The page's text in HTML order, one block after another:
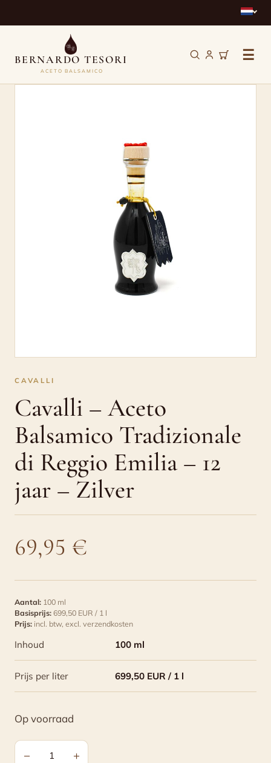
BERNARDO TESORI
ACETO BALSAMICO
☰
Zilver
CAVALLI
Cavalli – Aceto
Balsamico Tradizionale
di Reggio Emilia – 12
jaar – Zilver
69,95 €
Aantal: 100 ml
Basisprijs:699,50 EUR / 1 l
Prijs: incl. btw, excl. verzendkosten
Inhoud 100 ml
Prijs per liter 699,50 EUR / 1 l
Op voorraad
− +